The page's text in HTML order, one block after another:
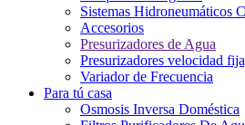
Sistemas Hidroneumáticos
Accesorios
Presurizadores de Agua
Presurizadores velocidad
Variador de Frecuencia
Para tú casa
Osmosis Inversa Doméstica